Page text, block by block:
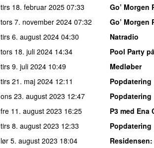
tirs 18. februar 2025 07:33
Go’ Morgen
tors 7. november 2024 07:32
Go’ Morgen
tirs 6. august 2024 04:30
Natradio
tors 18. juli 2024 14:34
Pool Party
tirs 9. juli 2024 10:49
Medløber
tirs 21. maj 2024 12:11
Popdatering
ons 23. august 2023 12:47
Popdatering
fre 11. august 2023 16:25
P3 med Ena
tirs 8. august 2023 12:33
Popdatering
lør 5. august 2023 18:04 Residensen